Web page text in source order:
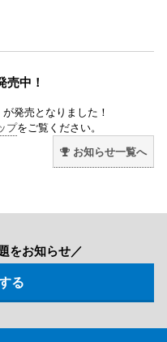
売中！
が発売となりました！
プをご覧ください。
お知らせ一覧へ
をお知らせ／